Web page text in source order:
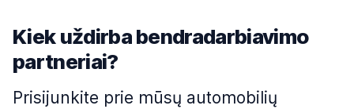
Kiek uždirba bendradarbiavimo
partneriai?
Prisijunkite prie mūsų automobilių